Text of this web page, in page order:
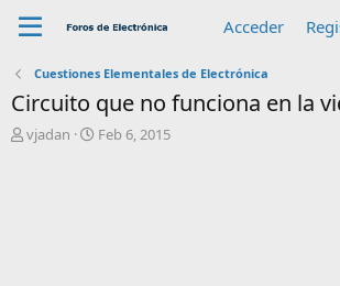
Acceder
Cuestiones Elementales de Electrónica
Circuito que no funciona en la
A
vjadan
F
Feb 6, 2015